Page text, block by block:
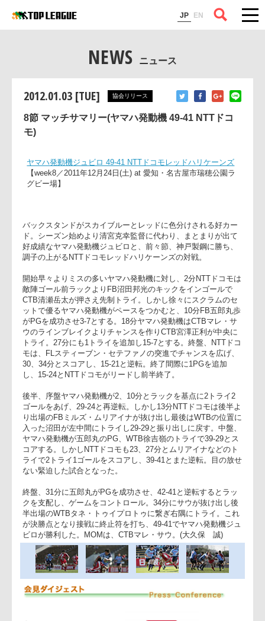
JP EN
コラム
NEWS ニュース
2012.01.03 [TUE] 協会リリース
8節 マッチサマリー(ヤマハ発動機 49-41 NTTドコ
モ)
ヤマハ発動機ジュビロ 49-41 NTTドコモレッドハリケーンズ
バックスタンドがスカイブルーとレッドに色分けされる好カー
ド。シーズン始めより清宮克幸監督に代わり、まとまりが出て
好成績なヤマハ発動機ジュビロと、前々節、神戸製鋼に勝ち、
調子の上がるNTTドコモレッドハリケーンズの対戦。
開始早々よりミスの多いヤマハ発動機に対し、2分NTTドコモ
敵陣ゴール前ラックよりFB沼田邦光のキックをインゴールで
CTB清瀬岳太が押さえ先制トライ。しかし徐々にスクラムのセ
ットで優るヤマハ発動機がペースをつかむと、10分FB五郎丸
がPGを成功させ3-7とする。18分ヤマハ発動機はCTBマレ・サ
ウのラインブレイクよりチャンスを作りCTB宮澤正利が中央に
トライ。27分にも1トライを追加し15-7とする。終盤、NTTド
モは、FLスティーブン・セテファノの突進でチャンスを広げ
30、34分とスコアし、15-21と逆転。終了間際に1PGを追加
し、15-24とNTTドコモがリードし前半終了。
後半、序盤ヤマハ発動機が2、10分とラックを基点に2トライ2
ゴールをあげ、29-24と再逆転。しかし13分NTTドコモは後半
り出場のFBミルズ・ムリアイナが抜け出し最後はWTBの位置
入った沼田が左中間にトライし29-29と振り出しに戻す。中盤
ヤマハ発動機が五郎丸のPG、WTB徐吉嶺のトライで39-29と
コアする。しかしNTTドコモも23、27分とムリアイナなどのト
ライで2トライ1ゴールをスコアし、39-41とまた逆転。目の放
ない緊迫した試合となった。
終盤、31分に五郎丸がPGを成功させ、42-41と逆転するとラッ
クを支配し、ゲームをコントロール。34分にサウが抜け出し後
半出場のWTBタネ・トゥイプロトゥに繋ぎ右隅にトライ。こ
ビロが勝利した。MOMは、CTBマレ・サウ。(大久保 誠)